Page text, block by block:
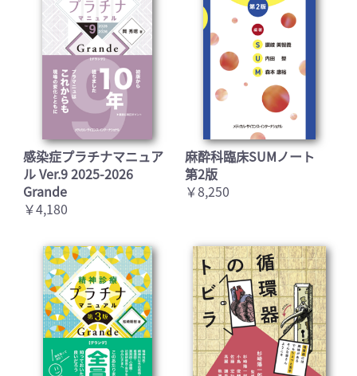
感染症プラチナマニュア
ル Ver.9 2025-2026
Grande
￥4,180
麻酔科臨床SUMノート
第2版
￥8,250